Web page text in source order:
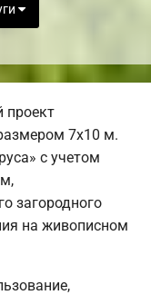
проект
7х10 м.
с учетом
загородного
на живописном